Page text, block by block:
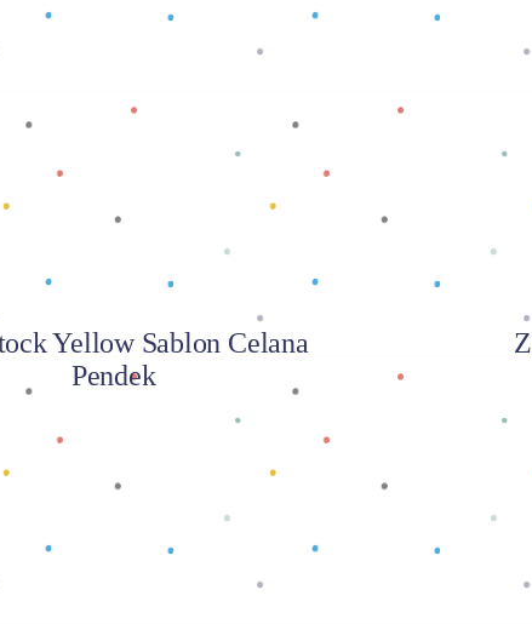
Yellow Sablon Celana
Pendek